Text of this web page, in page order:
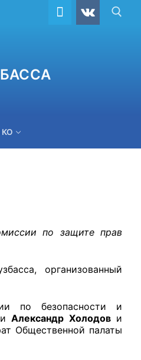
КО
по защите прав
организованный
по безопасности и
Александр Холодови
Общественной палаты